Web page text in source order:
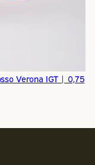
Verona IGT | 0,75